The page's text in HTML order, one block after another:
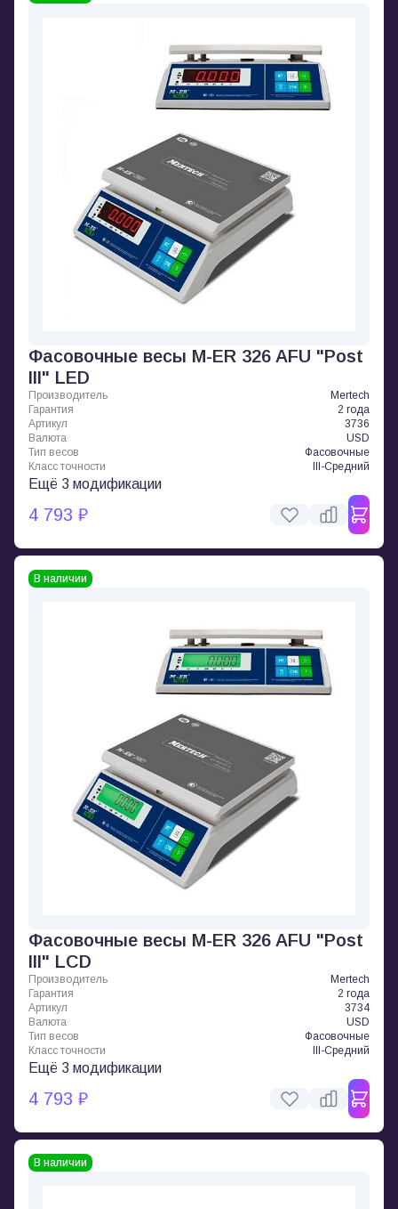
Фасовочные весы M-ER 326 AFU "Post
III" LED
Производитель
Mertech
Гарантия
2 года
Артикул
3736
Валюта
USD
Тип весов
Фасовочные
Класс точности
III-Средний
Ещё 3 модификации
4 793 ₽
В наличии
Фасовочные весы M-ER 326 AFU "Post
III" LCD
Производитель
Mertech
Гарантия
2 года
Артикул
3734
Валюта
USD
Тип весов
Фасовочные
Класс точности
III-Средний
Ещё 3 модификации
4 793 ₽
В наличии